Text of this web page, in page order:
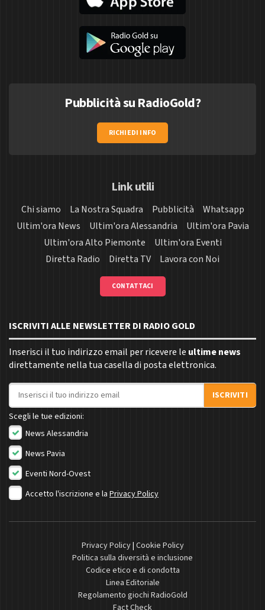
Pubblicità su RadioGold?
RICHIEDI INFO
Link utili
Chi siamo La Nostra Squadra Pubblicità
Whatsapp
Ultim'ora News
Ultim'ora Alessandria
Ultim'ora Pavia
Ultim'ora Alto Piemonte
Ultim'ora Eventi
Diretta Radio
Diretta TV Lavora con Noi
CONTATTACI
ISCRIVITI ALLE NEWSLETTER DI RADIO GOLD
Inserisci il tuo indirizzo email per ricevere le ultime news
direttamente nella tua casella di posta elettronica.
Indirizzo email
ISCRIVITI
Scegli le tue edizioni:
News Alessandria
News Pavia
Eventi Nord-Ovest
Accetto l'iscrizione e la Privacy Policy
Privacy Policy| Cookie Policy
Politica sulla diversità e inclusione
Codice etico e di condotta
Linea Editoriale
Regolamento giochi RadioGold
Fact Check